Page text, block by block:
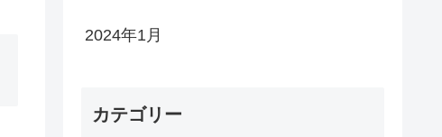
2024年1月
カテゴリー